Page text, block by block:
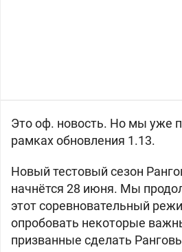
Это оф. новость. Но мы уже
рамках обновления 1.13.
Новый тестовый сезон
начнётся 28 июня. Мы
этот соревновательный
опробовать некоторые
призванные сделать